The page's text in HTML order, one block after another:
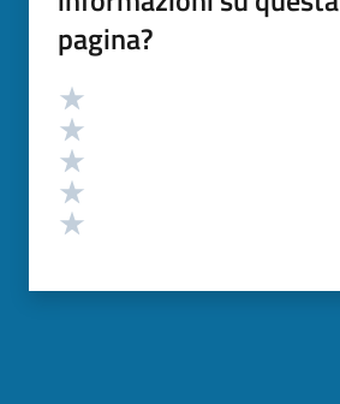
pagina?
Valutazione